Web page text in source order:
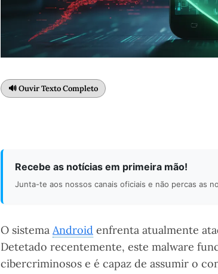
🔊 Ouvir Texto Completo
Recebe as notícias em primeira mão!
Junta-te aos nossos canais oficiais e não percas as
O sistema Android enfrenta atualmente
Detetado recentemente, este malware
cibercriminosos e é capaz de assumir o